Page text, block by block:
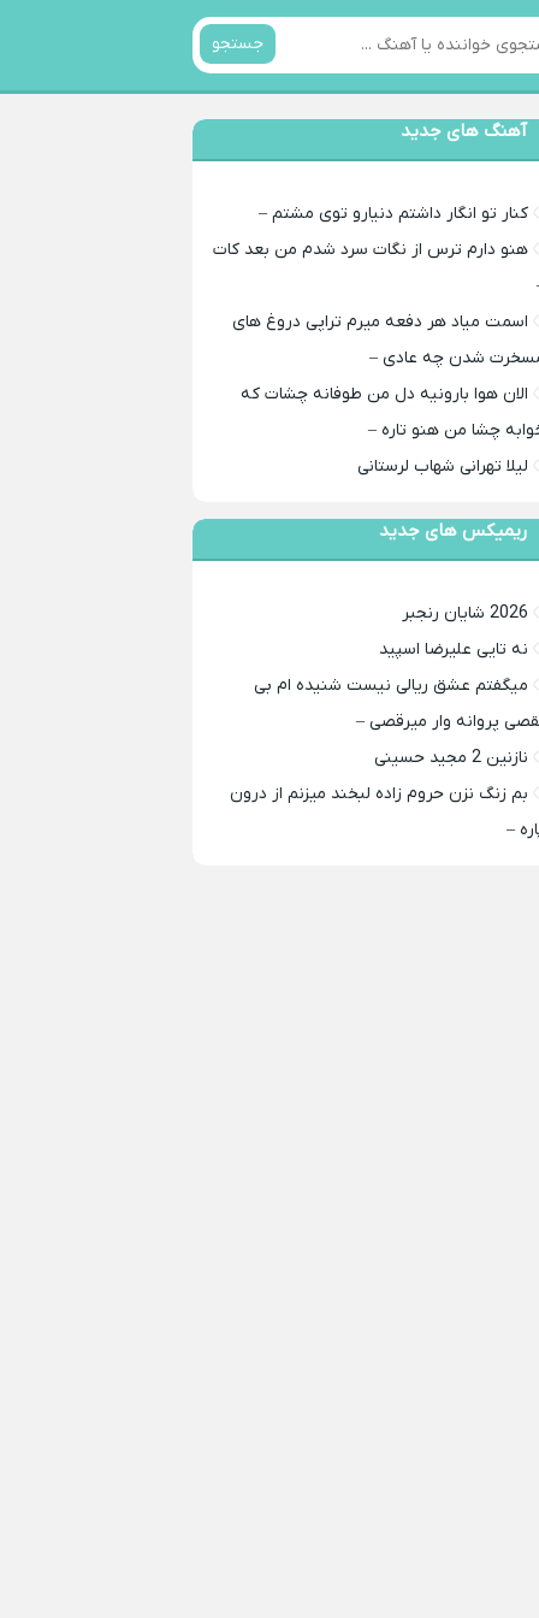
جستجو
آهنگ های جدید
کنار تو انگار داشتم دنیارو توی مشتم –
هنو دارم ترس از نگات سرد شدم من بعد کات
اسمت میاد هر دفعه میرم تراپی دروغ‌ های
شدن چه عادی –
الان هوا بارونیه دل من طوفانه چشات که
چشا من هنو تاره –
لیلا تهرانی شهاب لرستانی
ریمیکس های جدید
2026 شایان رنجبر
نه تایی علیرضا اسپید
میگفتم عشق ریالی نیست شنیده ام بی
پروانه وار میرقصی –
نازنین 2 مجید حسینی
بم زنگ نزن حروم زاده لبخند میزنم از درون
–